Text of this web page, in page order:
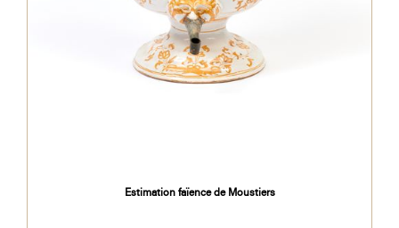
Estimation faïence de Moustiers